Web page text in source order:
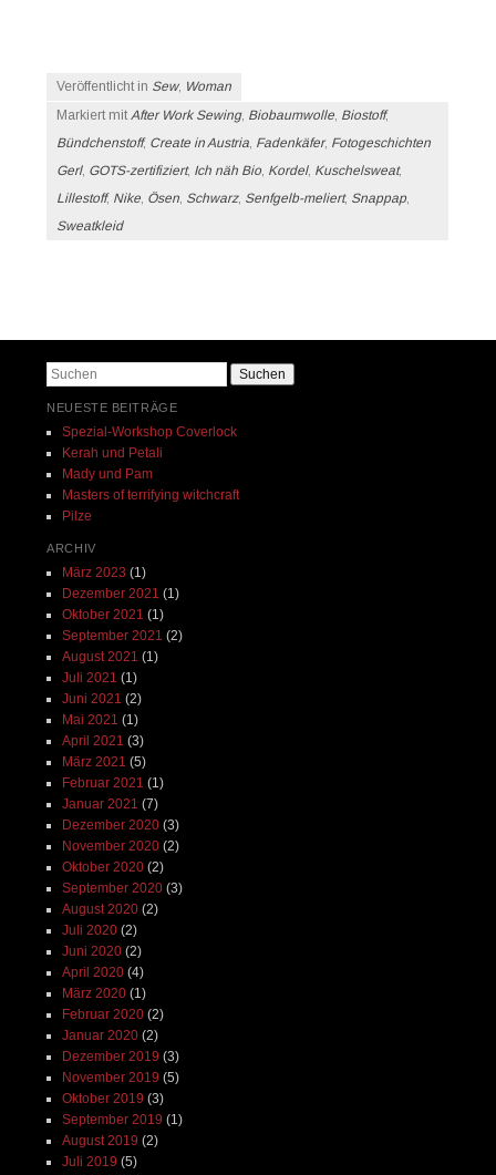
Veröffentlicht in Sew, Woman
Markiert mit After Work Sewing, Biobaumwolle Biostoff,
Bündchenstoff, Create in Austria Fadenkäfer, Fotogeschichten
Gerl, GOTS-zertifiziert, Ich näh Bio Kordel, Kuschelsweat,
Lillestoff, Nike Ösen Schwarz, Senfgelb-meliert, Snappap,
Sweatkleid
Suchen
NEUESTE BEITRÄGE
Spezial-Workshop Coverlock
Kerah und Petali
Mady und Pam
Masters of terrifying witchcraft
Pilze
ARCHIV
März 2023 (1)
Dezember 2021 (1)
Oktober 2021 (1)
September 2021 (2)
August 2021 (1)
Juli 2021 (1)
Juni 2021 (2)
Mai 2021 (1)
April 2021 (3)
März 2021 (5)
Februar 2021 (1)
Januar 2021 (7)
Dezember 2020(3)
November 2020(2)
Oktober 2020(2)
September 2020(3)
August 2020(2)
Juli 2020(2)
Juni 2020(2)
April 2020(4)
März 2020(1)
Februar 2020(2)
Januar 2020(2)
Dezember 2019 (3)
November 2019 (5)
Oktober 2019 (3)
September 2019 (1)
August 2019 (2)
Juli 2019 (5)